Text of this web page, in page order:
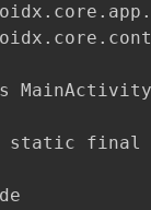
MainActivity
static final